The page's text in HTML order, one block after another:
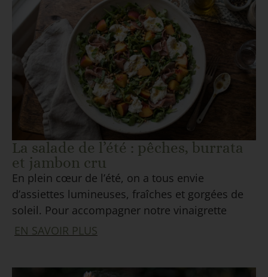
La salade de l’été : pêches, burrata
et jambon cru
En plein cœur de l’été, on a tous envie
d’assiettes lumineuses, fraîches et gorgées de
soleil. Pour accompagner notre vinaigrette
EN SAVOIR PLUS